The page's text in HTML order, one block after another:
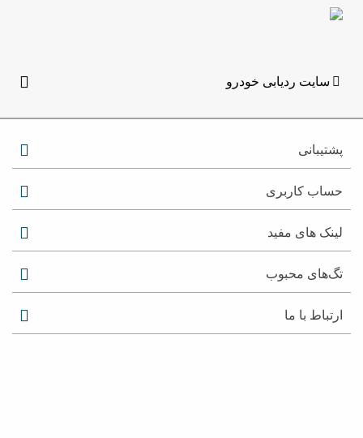
سایت ردیابی خودرو
پشتیبانی
حساب کاربری
لینک های مفید
تگ‌های محبوب
ارتباط با ما